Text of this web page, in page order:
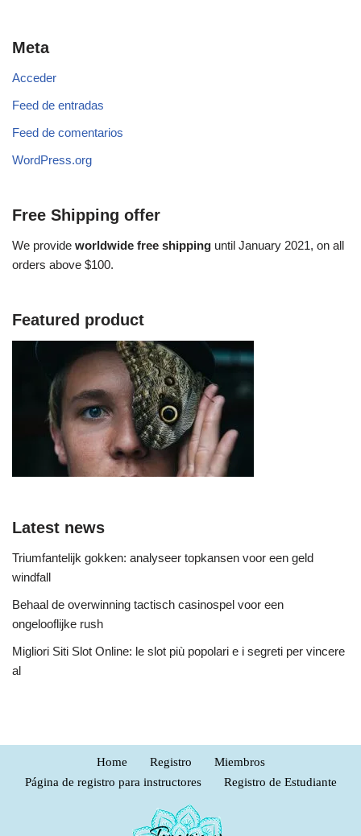
Meta
Acceder
Feed de entradas
Feed de comentarios
WordPress.org
Free Shipping offer
We provide worldwide free shipping until January 2021, on all
orders above $100.
Featured product
Latest news
Triumfantelijk gokken: analyseer topkansen voor een geld
windfall
Behaal de overwinning tactisch casinospel voor een
ongelooflijke rush
Migliori Siti Slot Online: le slot più popolari e i segreti per vincere
al
Home Registro
Miembros
Página de registro para instructores
Registro de Estudiante